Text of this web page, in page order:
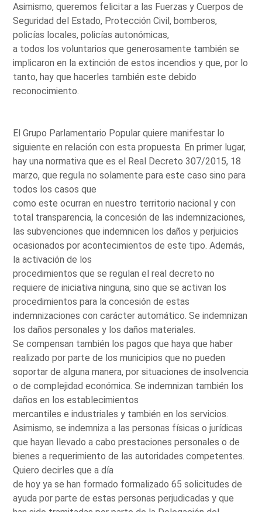
Asimismo, queremos felicitar a las Fuerzas y Cuerpos de
Seguridad del Estado, Protección Civil, bomberos,
policías locales, policías autonómicas,
a todos los voluntarios que generosamente también se
implicaron en la extinción de estos incendios y que, por lo
tanto, hay que hacerles también este debido
reconocimiento.
El Grupo Parlamentario Popular quiere manifestar lo
siguiente en relación con esta propuesta. En primer lugar,
hay una normativa que es el Real Decreto 307/2015, 18
marzo, que regula no solamente para este caso sino para
todos los casos que
como este ocurran en nuestro territorio nacional y con
total transparencia, la concesión de las indemnizaciones,
las subvenciones que indemnicen los daños y perjuicios
ocasionados por acontecimientos de este tipo. Además,
la activación de los
procedimientos que se regulan el real decreto no
requiere de iniciativa ninguna, sino que se activan los
procedimientos para la concesión de estas
indemnizaciones con carácter automático. Se indemnizan
los daños personales y los daños materiales.
Se compensan también los pagos que haya que haber
realizado por parte de los municipios que no pueden
soportar de alguna manera, por situaciones de insolvencia
o de complejidad económica. Se indemnizan también los
daños en los establecimientos
mercantiles e industriales y también en los servicios.
Asimismo, se indemniza a las personas físicas o jurídicas
que hayan llevado a cabo prestaciones personales o de
bienes a requerimiento de las autoridades competentes.
Quiero decirles que a día
de hoy ya se han formado formalizado 65 solicitudes de
ayuda por parte de estas personas perjudicadas y que